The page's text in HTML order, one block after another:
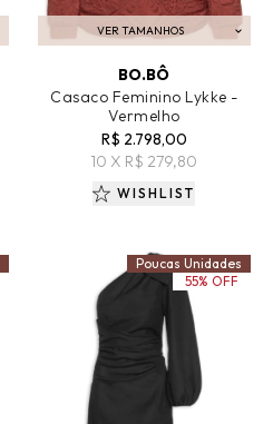
VER TAMANHOS
ADICIONAR AO CARRINHO
BO.BÔ
Casaco Feminino Lykke -
Vermelho
R$ 2.798,00
10 X R$ 279,80
WISHLIST
Poucas Unidades
55% OFF